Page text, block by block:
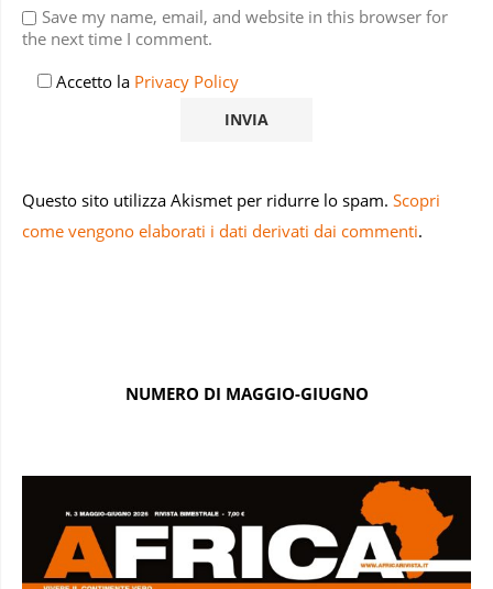
Save my name, email, and website in this browser for
the next time I comment.
Accetto la Privacy Policy
Questo sito utilizza Akismet per ridurre lo spam. Scopri
come vengono elaborati i dati derivati dai commenti.
NUMERO DI MAGGIO-GIUGNO